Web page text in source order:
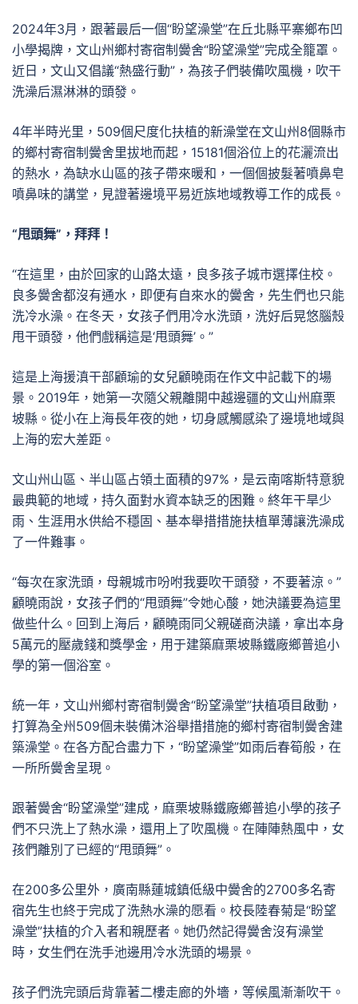
2024年3月，跟著最后一個“盼望澡堂”在丘北縣平寨鄉布凹
小學揭牌，文山州鄉村寄宿制黌舍“盼望澡堂”完成全籠罩。
近日，文山又倡議“熱盛行動”，為孩子們裝備吹風機，吹干
洗澡后濕淋淋的頭發。
4年半時光里，509個尺度化扶植的新澡堂在文山州8個縣市
的鄉村寄宿制黌舍里拔地而起，15181個浴位上的花灑流出
的熱水，為缺水山區的孩子帶來暖和，一個個披髮著噴鼻皂
噴鼻味的講堂，見證著邊境平易近族地域教導工作的成長。
“甩頭舞”，拜拜！
“在這里，由於回家的山路太遠，良多孩子城市選擇住校。
良多黌舍都沒有通水，即便有自來水的黌舍，先生們也只能
洗冷水澡。在冬天，女孩子們用冷水洗頭，洗好后晃悠腦殼
甩干頭發，他們戲稱這是‘甩頭舞’。”
這是上海援滇干部顧瑜的女兒顧曉雨在作文中記載下的場
景。2019年，她第一次隨父親離開中越邊疆的文山州麻栗
坡縣。從小在上海長年夜的她，切身感觸感染了邊境地域與
上海的宏大差距。
文山州山區、半山區占領土面積的97%，是云南喀斯特意貌
最典範的地域，持久面對水資本缺乏的困難。終年干旱少
雨、生涯用水供給不穩固、基本舉措措施扶植單薄讓洗澡成
了一件難事。
“每次在家洗頭，母親城市吩咐我要吹干頭發，不要著涼。”
顧曉雨說，女孩子們的“甩頭舞”令她心酸，她決議要為這里
做些什么。回到上海后，顧曉雨同父親磋商決議，拿出本身
5萬元的壓歲錢和獎學金，用于建築麻栗坡縣鐵廠鄉普追小
學的第一個浴室。
統一年，文山州鄉村寄宿制黌舍“盼望澡堂”扶植項目啟動，
打算為全州509個未裝備沐浴舉措措施的鄉村寄宿制黌舍建
築澡堂。在各方配合盡力下，“盼望澡堂”如雨后春筍般，在
一所所黌舍呈現。
跟著黌舍“盼望澡堂”建成，麻栗坡縣鐵廠鄉普追小學的孩子
們不只洗上了熱水澡，還用上了吹風機。在陣陣熱風中，女
孩們離別了已經的“甩頭舞”。
在200多公里外，廣南縣蓮城鎮低級中黌舍的2700多名寄
宿先生也終于完成了洗熱水澡的愿看。校長陸春菊是“盼望
澡堂”扶植的介入者和親歷者。她仍然記得黌舍沒有澡堂
時，女生們在洗手池邊用冷水洗頭的場景。
孩子們洗完頭后背靠著二樓走廊的外墻，等候風漸漸吹干。